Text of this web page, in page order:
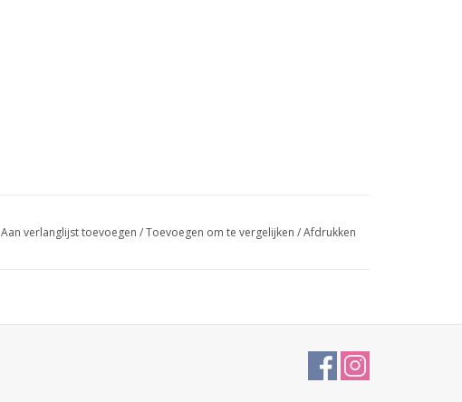
Aan verlanglijst toevoegen /Toevoegen om te vergelijken /Afdrukken